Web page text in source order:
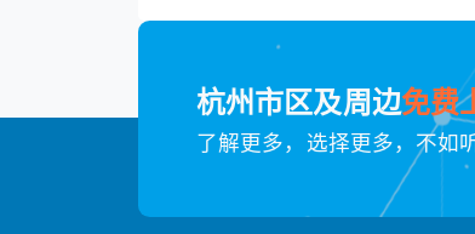
杭州市区及周边免费
了解更多，选择更多，不如